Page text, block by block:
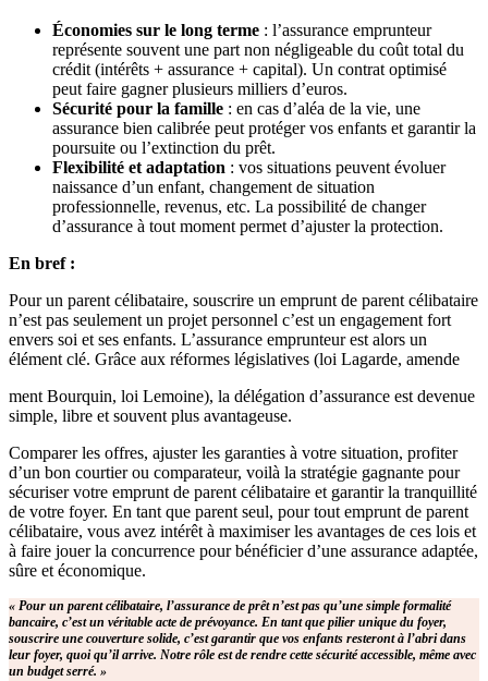
Économies sur le long terme : l’assurance emprunteur
représente souvent une part non négligeable du coût total du
crédit (intérêts + assurance + capital). Un contrat optimisé
peut faire gagner plusieurs milliers d’euros.
Sécurité pour la famille : en cas d’aléa de la vie, une
assurance bien calibrée peut protéger vos enfants et garantir la
poursuite ou l’extinction du prêt.
Flexibilité et adaptation : vos situations peuvent évoluer
naissance d’un enfant, changement de situation
professionnelle, revenus, etc. La possibilité de changer
d’assurance à tout moment permet d’ajuster la protection.
En bref :
Pour un parent célibataire, souscrire un emprunt de parent célibataire
n’est pas seulement un projet personnel c’est un engagement fort
envers soi et ses enfants. L’assurance emprunteur est alors un
élément clé. Grâce aux réformes législatives (loi Lagarde, amende
ment Bourquin, loi Lemoine), la délégation d’assurance est devenue
simple, libre et souvent plus avantageuse.
Comparer les offres, ajuster les garanties à votre situation, profiter
d’un bon courtier ou comparateur, voilà la stratégie gagnante pour
sécuriser votre emprunt de parent célibataire et garantir la tranquillité
de votre foyer. En tant que parent seul, pour tout emprunt de parent
célibataire, vous avez intérêt à maximiser les avantages de ces lois et
à faire jouer la concurrence pour bénéficier d’une assurance adaptée,
sûre et économique.
« Pour un parent célibataire, l’assurance de prêt n’est pas qu’une simple formalité
bancaire, c’est un véritable acte de prévoyance. En tant que pilier unique du foyer,
souscrire une couverture solide, c’est garantir que vos enfants resteront à l’abri dans
leur foyer, quoi qu’il arrive. Notre rôle est de rendre cette sécurité accessible, même avec
un budget serré. »